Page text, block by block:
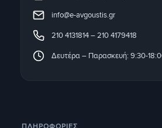
info@e-avgoustis.gr
210 4131814–210 4179418
Δευτέρα – Παρασκευή: 9:30-